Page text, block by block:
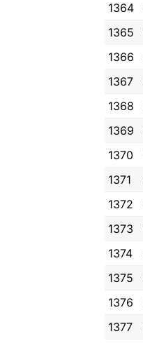
1364
1365
1366
1367
1368
1369
1370
1371
1372
1373
1374
1375
1376
1377